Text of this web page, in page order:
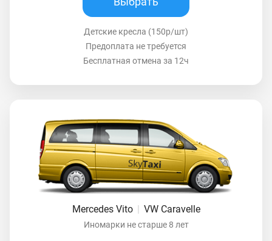
Детские кресла (150р/шт)
Предоплата не требуется
Бесплатная отмена за 12ч
Mercedes Vito VW Caravelle
Иномарки не старше 8 лет